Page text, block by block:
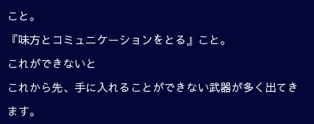
こと。
『味方とコミュニケーションをとる』こと。
これができないと
これから先、手に入れることができない武器が多く出てき
ます。